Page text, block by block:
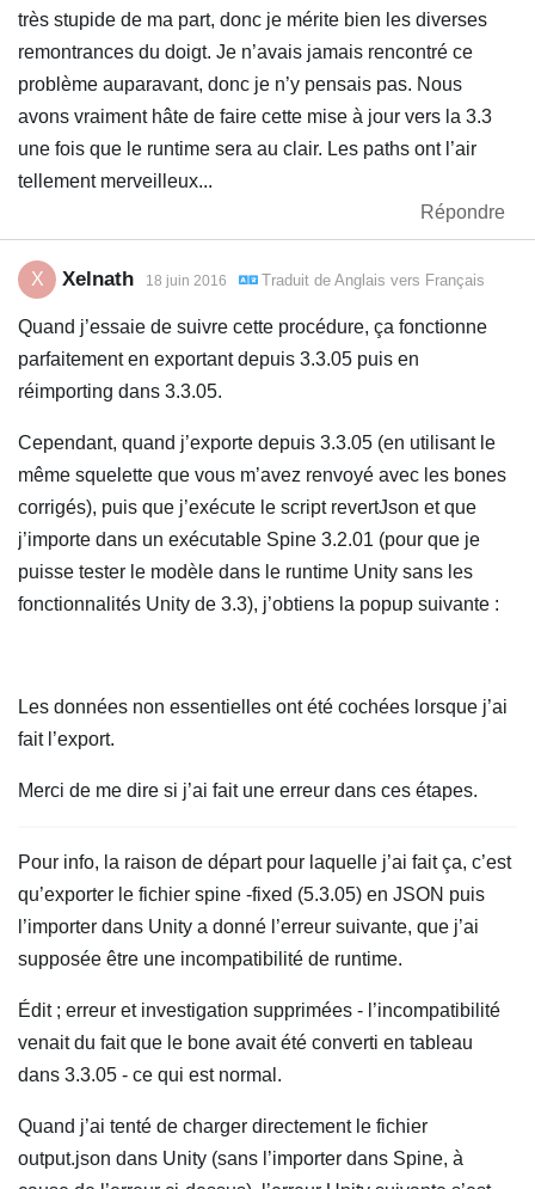
très stupide de ma part, donc je mérite bien les diverses
remontrances du doigt. Je n’avais jamais rencontré ce
problème auparavant, donc je n’y pensais pas. Nous
avons vraiment hâte de faire cette mise à jour vers la 3.3
une fois que le runtime sera au clair. Les paths ont l’air
tellement merveilleux...
Répondre
X Xelnath 18 juin 2016 Traduit de Anglais vers Français
Quand j’essaie de suivre cette procédure, ça fonctionne
parfaitement en exportant depuis 3.3.05 puis en
réimporting dans 3.3.05.
Cependant, quand j’exporte depuis 3.3.05 (en utilisant le
même squelette que vous m’avez renvoyé avec les bones
corrigés), puis que j’exécute le script revertJson et que
j’importe dans un exécutable Spine 3.2.01 (pour que je
puisse tester le modèle dans le runtime Unity sans les
fonctionnalités Unity de 3.3), j’obtiens la popup suivante :
Les données non essentielles ont été cochées lorsque j’ai
fait l’export.
Merci de me dire si j’ai fait une erreur dans ces étapes.
Pour info, la raison de départ pour laquelle j’ai fait ça, c’est
qu’exporter le fichier spine -fixed (5.3.05) en JSON puis
l’importer dans Unity a donné l’erreur suivante, que j’ai
supposée être une incompatibilité de runtime.
Édit ; erreur et investigation supprimées - l’incompatibilité
venait du fait que le bone avait été converti en tableau
dans 3.3.05 - ce qui est normal.
Quand j’ai tenté de charger directement le fichier
output.json dans Unity (sans l’importer dans Spine, à